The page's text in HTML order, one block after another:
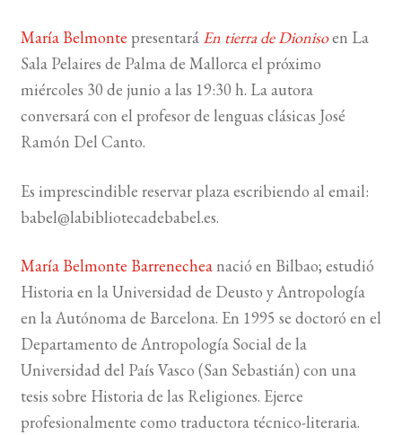
LISTA DE LIBROS
María Belmonte presentará En tierra de Dionisoen La
Sala Pelaires de Palma de Mallorca el próximo
miércoles 30 de junio a las 19:30 h. La autora
conversará con el profesor de lenguas clásicas José
Ramón Del Canto.
Es imprescindible reservar plaza escribiendo al email:
babel@labibliotecadebabel.es.
María Belmonte Barrenecheanació en Bilbao; estudió
Historia en la Universidad de Deusto y Antropología
en la Autónoma de Barcelona. En 1995 se doctoró en el
Departamento de Antropología Social de la
Universidad del País Vasco (San Sebastián) con una
tesis sobre Historia de las Religiones. Ejerce
profesionalmente como traductora técnico-literaria.